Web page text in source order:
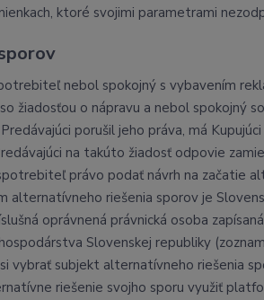
ktoré svojimi parametrami
nebol spokojný s vybavením
žiadosťou o nápravu a nebol spokojný
porušil jeho práva, má
na takúto žiadosť odpovie
právo podať návrh na začatie
alternatívneho riešenia sporov je
oprávnená právnická osoba
Slovenskej republiky
vybrať subjekt alternatívneho riešenia
riešenie svojho sporu využiť